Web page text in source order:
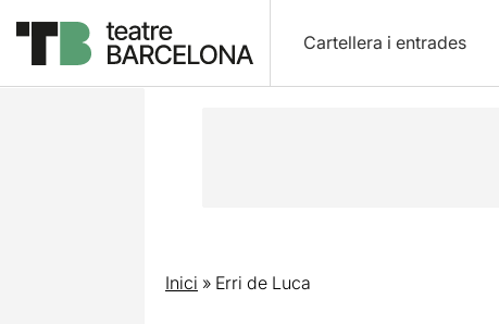
Cartellera i entrades
Inici » Erri de Luca